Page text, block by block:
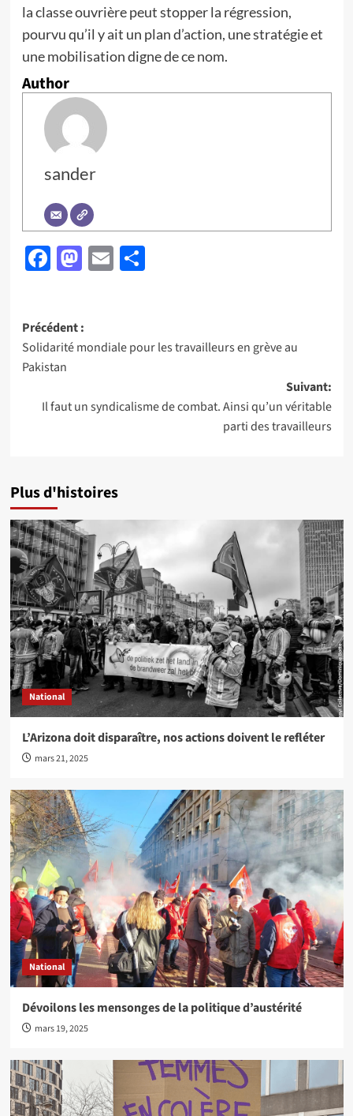
la classe ouvrière peut stopper la régression,
pourvu qu’il y ait un plan d’action, une stratégie et
une mobilisation digne de ce nom.
Author
sander
Facebook
Mastodon
EmailPartager
Navigation
d’article
Précédent :
Solidarité mondiale pour les travailleurs en grève au
Pakistan
Suivant:
Il faut un syndicalisme de combat. Ainsi qu’un véritable
parti des travailleurs
Plus d'histoires
National
L’Arizona doit disparaître, nos actions doivent le refléter
mars 21, 2025
National
Dévoilons les mensonges de la politique d’austérité
mars 19, 2025